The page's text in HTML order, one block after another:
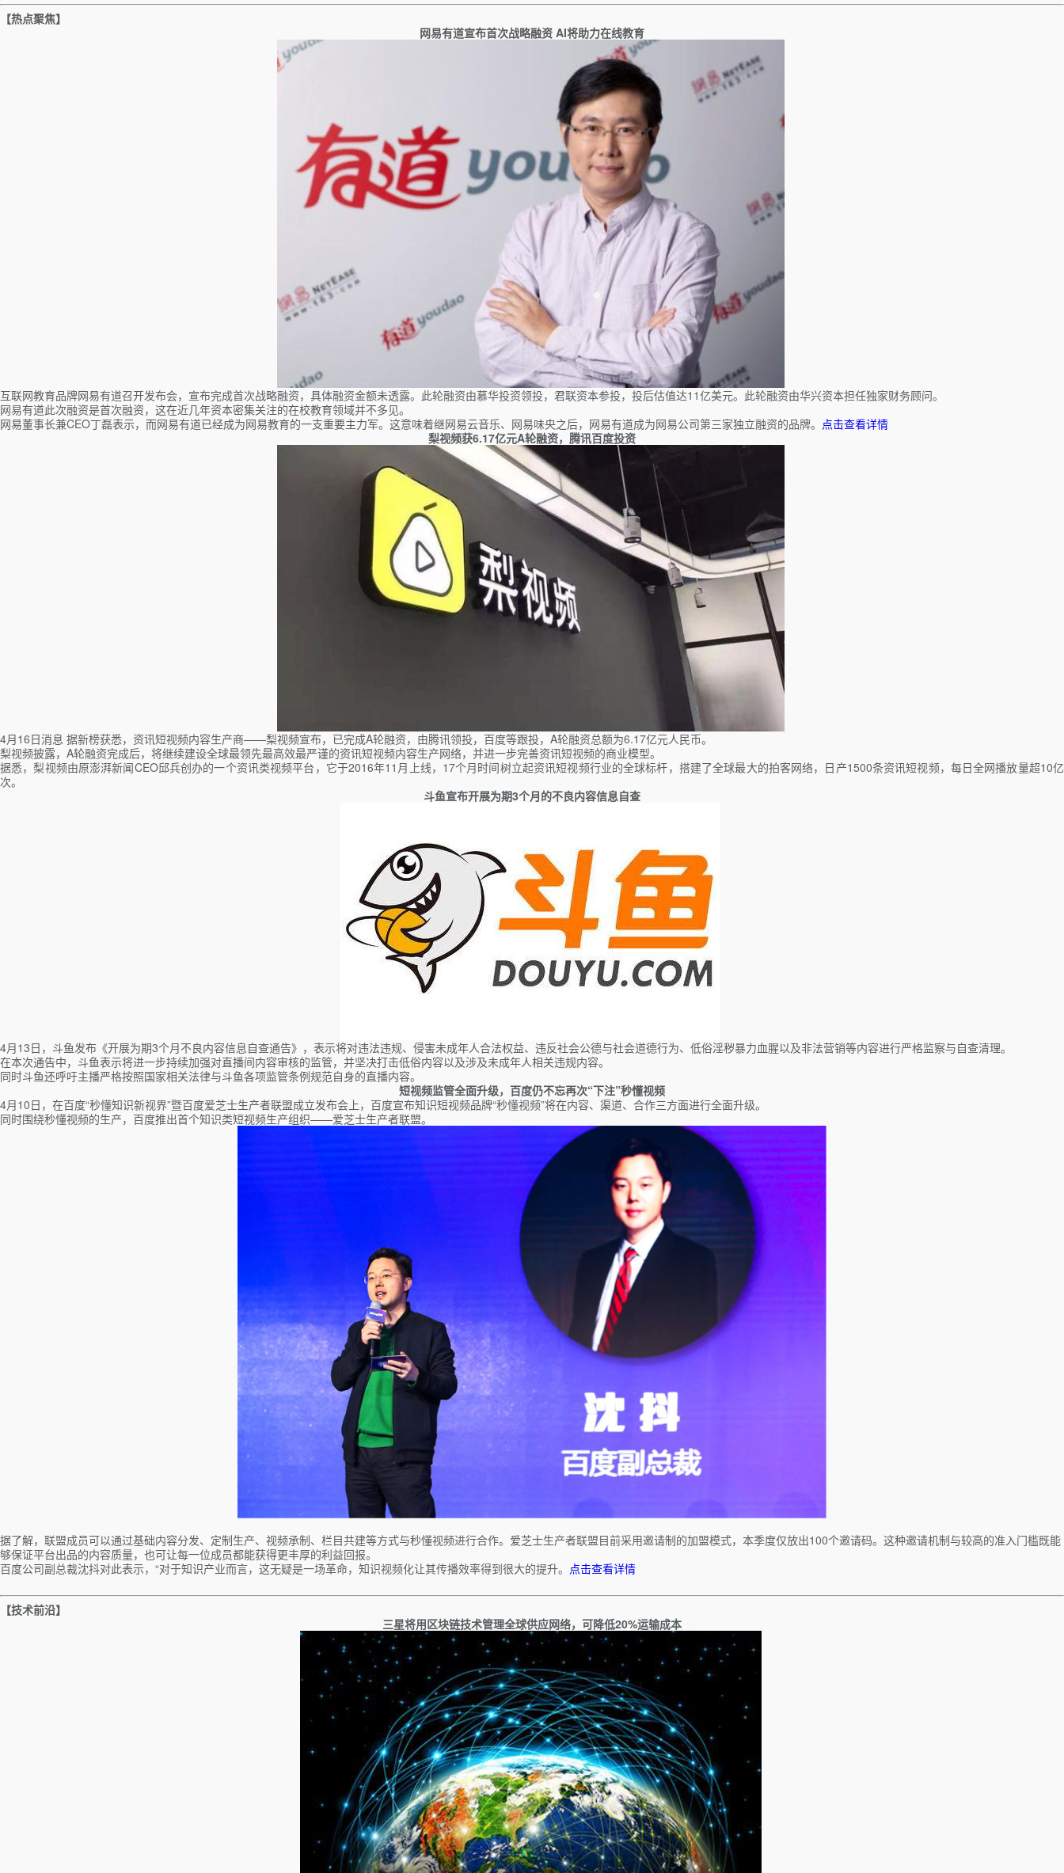
【热点聚焦】
网易有道宣布首次战略融资 AI将助力在线教育
互联网教育品牌网易有道召开发布会，宣布完成首次战略融资，具体融资金额未透露。此轮融资由慕华投资领投，君联资本参投，投后估值达11亿美元。此轮融资由华兴资本担任独家财务顾问。
网易有道此次融资是首次融资，这在近几年资本密集关注的在校教育领域并不多见。
网易董事长兼CEO丁磊表示，而网易有道已经成为网易教育的一支重要主力军。这意味着继网易云音乐、网易味央之后，网易有道成为网易公司第三家独立融资的品牌。 点击查看详情
梨视频获6.17亿元A轮融资，腾讯百度投资
4月16日消息 据新榜获悉，资讯短视频内容生产商——梨视频宣布，已完成A轮融资，由腾讯领投，百度等跟投，A轮融资总额为6.17亿元人民币。
梨视频披露，A轮融资完成后，将继续建设全球最领先最高效最严谨的资讯短视频内容生产网络，并进一步完善资讯短视频的商业模型。
据悉，梨视频由原澎湃新闻CEO邱兵创办的一个资讯类视频平台，它于2016年11月上线，17个月时间树立起资讯短视频行业的全球标杆，搭建了全球最大的拍客网络，日产1500条资讯短视频，每日全网播放量超10亿
次。
斗鱼宣布开展为期3个月的不良内容信息自查
4月13日，斗鱼发布《开展为期3个月不良内容信息自查通告》，表示将对违法违规、侵害未成年人合法权益、违反社会公德与社会道德行为、低俗淫秽暴力血腥以及非法营销等内容进行严格监察与自查清理。
在本次通告中，斗鱼表示将进一步持续加强对直播间内容审核的监管，并坚决打击低俗内容以及涉及未成年人相关违规内容。
同时斗鱼还呼吁主播严格按照国家相关法律与斗鱼各项监管条例规范自身的直播内容。
短视频监管全面升级，百度仍不忘再次“下注”秒懂视频
4月10日，在百度“秒懂知识新视界”暨百度爱芝士生产者联盟成立发布会上，百度宣布知识短视频品牌“秒懂视频”将在内容、渠道、合作三方面进行全面升级。
同时围绕秒懂视频的生产，百度推出首个知识类短视频生产组织——爱芝士生产者联盟。
据了解，联盟成员可以通过基础内容分发、定制生产、视频承制、栏目共建等方式与秒懂视频进行合作。爱芝士生产者联盟目前采用邀请制的加盟模式，本季度仅放出100个邀请码。这种邀请机制与较高的准入门槛既能
够保证平台出品的内容质量，也可让每一位成员都能获得更丰厚的利益回报。
百度公司副总裁沈抖对此表示，“对于知识产业而言，这无疑是一场革命，知识视频化让其传播效率得到很大的提升。 点击查看详情
【技术前沿】
三星将用区块链技术管理全球供应网络，可降低20%运输成本